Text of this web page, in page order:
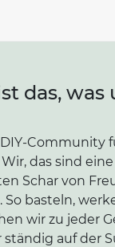
das, was
Community
das sind
Schar von
So basteln,
wir zu jeder
auf der